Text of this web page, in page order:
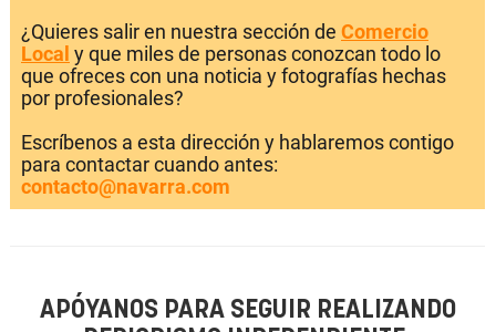
¿Quieres salir en nuestra sección de Comercio
Local y que miles de personas conozcan todo lo
que ofreces con una noticia y fotografías hechas
por profesionales?
Escríbenos a esta dirección y hablaremos contigo
para contactar cuando antes:
contacto@navarra.com
APÓYANOS PARA SEGUIR REALIZANDO